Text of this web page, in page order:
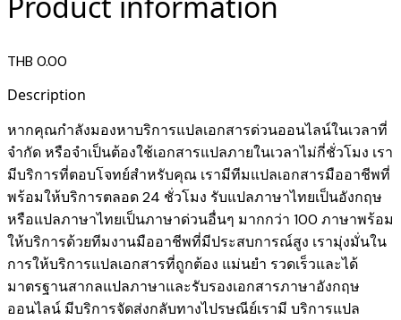
THB 0.00
Description
หากคุณกำลังมองหาบริการแปลเอกสารด่วนออนไลน์ในเวลาที่
จำกัด หรือจำเป็นต้องใช้เอกสารแปลภายในเวลาไม่กี่ชั่วโมง เรา
มีบริการที่ตอบโจทย์สำหรับคุณ เรามีทีมแปลเอกสารมืออาชีพที่
พร้อมให้บริการตลอด 24 ชั่วโมง รับแปลภาษาไทยเป็นอังกฤษ
หรือแปลภาษาไทยเป็นภาษาด่วนอื่นๆ มากกว่า 100 ภาษาพร้อม
ให้บริการด้วยทีมงานมืออาชีพที่มีประสบการณ์สูง เรามุ่งมั่นใน
การให้บริการแปลเอกสารที่ถูกต้อง แม่นยำ รวดเร็วและได้
มาตรฐานสากลแปลภาษาและรับรองเอกสารภาษาอังกฤษ
ออนไลน์ มีบริการจัดส่งกลับทางไปรษณีย์เรามี บริการแปล